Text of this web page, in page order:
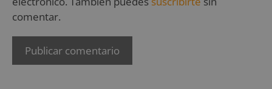
comentar.